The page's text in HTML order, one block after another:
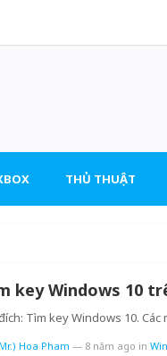
THỦ THUẬT
key Windows 10
đích: Tìm key Windows 10.
Hoa Pham — 8 năm ago in